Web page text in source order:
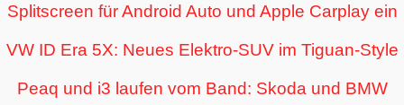
Splitscreen für Android Auto und Apple Carplay ein
VW ID Era 5X: Neues Elektro-SUV im Tiguan-Style
Peaq und i3 laufen vom Band: Skoda und BMW